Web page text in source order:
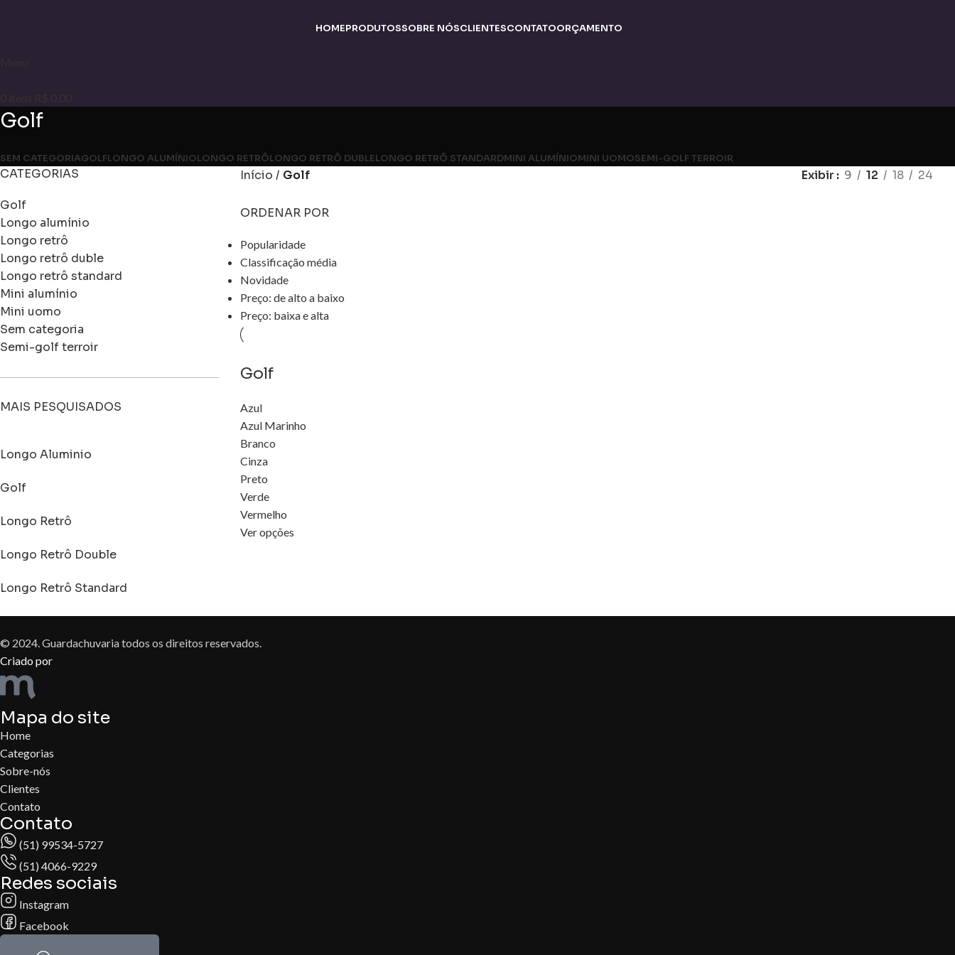
HOMEPRODUTOSSOBRE NÓSCLIENTESCONTATOORÇAMENTO
Golf
SEM CATEGORIAGOLFLONGO ALUMÍNIOLONGO RETRÔLONGO RETRÔ DUBLELONGO RETRÔ STANDARDMINI ALUMÍNIOMINI UOMOSEMI-GOLF TERROIR
CATEGORIAS
Golf
Longo alumínio
Longo retrô
Longo retrô duble
Longo retrô standard
Mini alumínio
Mini uomo
Sem categoria
Semi-golf terroir
MAIS PESQUISADOS
Longo Aluminio
Golf
Longo Retrô
Longo Retrô Double
Longo Retrô Standard
Início Golf Exibir 9 12 18 24
ORDENAR POR
Popularidade
Classificação média
Novidade
Preço: de alto a baixo
Preço: baixa e alta
Golf
Azul
Azul Marinho
Branco
Cinza
Preto
Verde
Vermelho
Ver opções
© 2024. Guardachuvaria todos os direitos reservados.
Criado por
Mapa do site
Home
Categorias
Sobre-nós
Clientes
Contato
Contato
(51) 99534-5727
(51) 4066-9229
Redes sociais
Instagram
Facebook